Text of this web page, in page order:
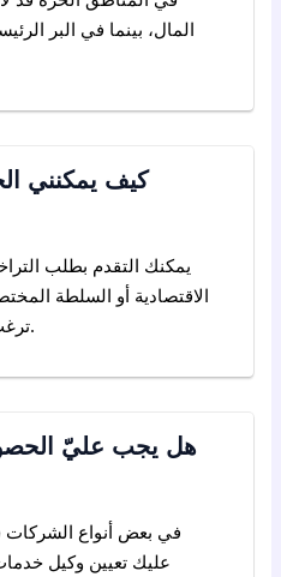
المال، بينما في البر
كيف يمكنني
يمكنك التقدم بطلب
الاقتصادية أو السلطة
ترغب في تأسيس الشركة فيها.
هل يجب عليّ
في بعض أنواع الشركات
عليك تعيين وكيل